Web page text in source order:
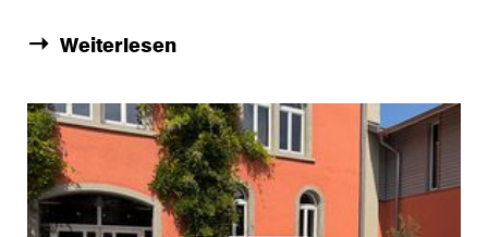
Weiterlesen